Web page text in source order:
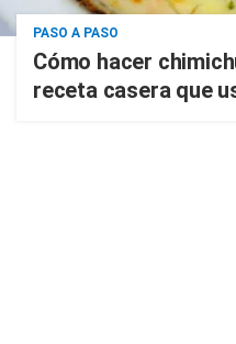
PASO A PASO
Cómo hacer
receta casera que